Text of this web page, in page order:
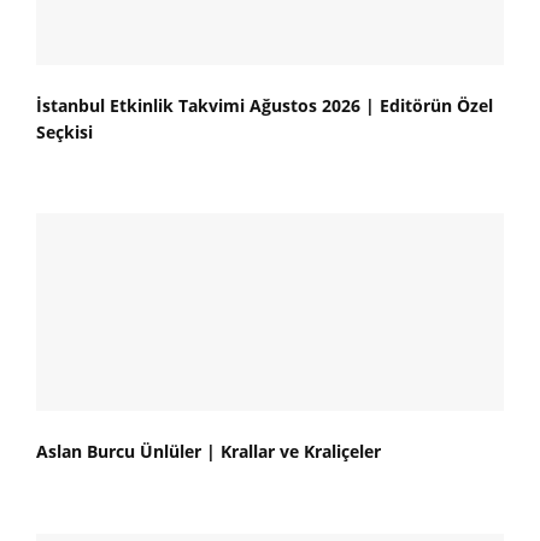
İstanbul Etkinlik Takvimi Ağustos 2026 | Editörün Özel
Seçkisi
Aslan Burcu Ünlüler | Krallar ve Kraliçeler